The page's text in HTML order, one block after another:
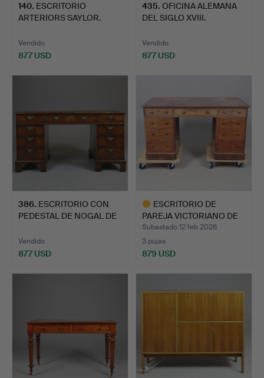
140. ESCRITORIO
ARTERIORS SAYLOR.
Vendido
877 USD
435. OFICINA ALEMANA
DEL SIGLO XVIII.
Vendido
877 USD
386. ESCRITORIO CON
PEDESTAL DE NOGAL DE
Vendido
877 USD
ESCRITORIO DE
PAREJA VICTORIANO DE
CAOBA.
Subastado 12 feb 2026
3 pujas
879 USD